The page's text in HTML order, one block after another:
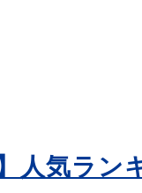
人気ラン